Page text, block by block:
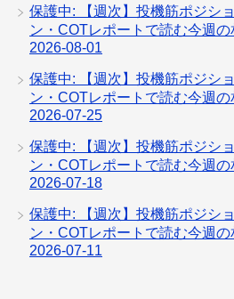
保護中: 【週次】投機筋ポジシ
ン・COTレポートで読む今週の
2026-08-01
保護中: 【週次】投機筋ポジシ
ン・COTレポートで読む今週の
2026-07-25
保護中: 【週次】投機筋ポジシ
ン・COTレポートで読む今週の
2026-07-18
保護中: 【週次】投機筋ポジシ
ン・COTレポートで読む今週の
2026-07-11